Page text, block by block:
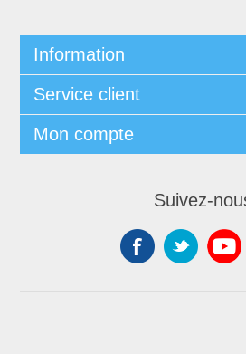
Information
Service client
Mon compte
Suivez-